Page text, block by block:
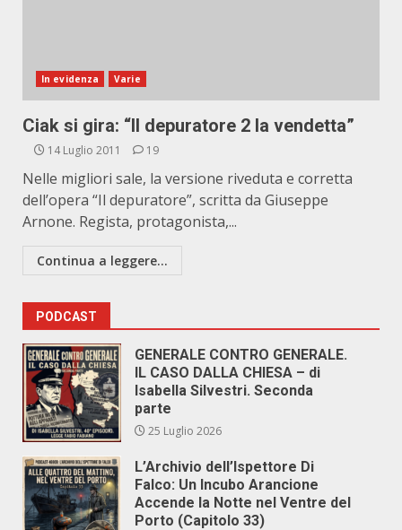
In evidenza Varie
Ciak si gira: “Il depuratore 2 la vendetta”
14 Luglio 2011 19
Nelle migliori sale, la versione riveduta e corretta
dell’opera “Il depuratore”, scritta da Giuseppe
Arnone. Regista, protagonista,...
Continua a leggere...
PODCAST
GENERALE CONTRO GENERALE.
IL CASO DALLA CHIESA – di
Isabella Silvestri. Seconda
parte
25 Luglio 2026
L’Archivio dell’Ispettore Di
Falco: Un Incubo Arancione
Accende la Notte nel Ventre del
Porto (Capitolo 33)